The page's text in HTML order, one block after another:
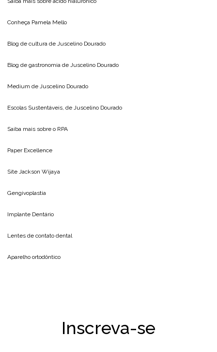
Conheça Pamela Mello
Blog de cultura de Juscelino Dourado
Blog de gastronomia de Juscelino Dourado
Medium de Juscelino Dourado
Escolas Sustentáveis, de Juscelino Dourado
Saiba mais sobre o RPA
Paper Excellence
Site Jackson Wijaya
Gengivoplastia
Implante Dentário
Lentes de contato dental
Aparelho ortodôntico
Inscreva-se